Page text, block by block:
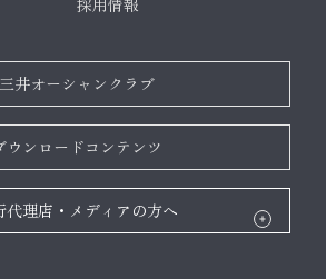
三井オーシャンクラブ
ウンロードコンテンツ
代理店・メディアの方へ